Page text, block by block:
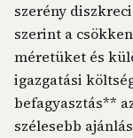
szerény
szerint a
méretüket és
igazgatási
befagyasztás**
szélesebb